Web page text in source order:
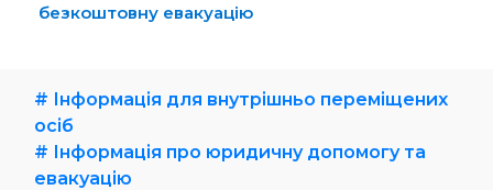
безкоштовну евакуацію
# Інформація для внутрішньо переміщених
осіб
# Інформація про юридичну допомогу та
евакуацію